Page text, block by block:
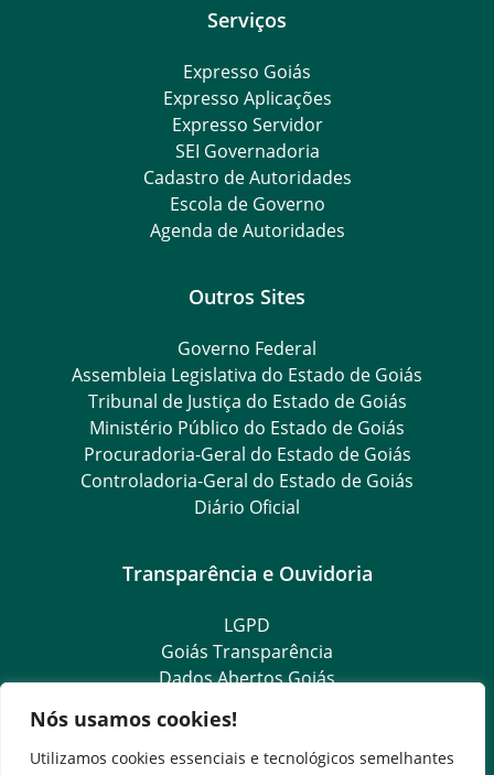
Nós usamos cookies!
Utilizamos cookies essenciais e tecnológicos semelhantes
Serviços
Expresso Goiás
Expresso Aplicações
Expresso Servidor
SEI Governadoria
Cadastro de Autoridades
Escola de Governo
Agenda de Autoridades
Outros Sites
Governo Federal
Assembleia Legislativa do Estado de Goiás
Tribunal de Justiça do Estado de Goiás
Ministério Público do Estado de Goiás
Procuradoria-Geral do Estado de Goiás
Controladoria-Geral do Estado de Goiás
Diário Oficial
Transparência e Ouvidoria
LGPD
Goiás Transparência
Dados Abertos Goiás
Ouvidoria Setorial
Ouvidoria Geral
SIC – Serviço de Informação ao Cidadão